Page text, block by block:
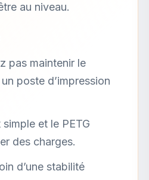
au niveau.
pas maintenir le
poste d’impression
et le PETG
des charges.
d’une stabilité